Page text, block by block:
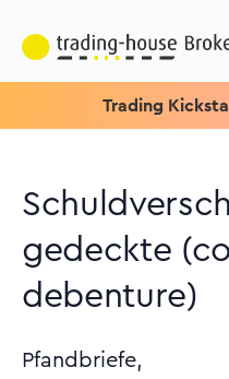
Trading Kickstart:
gedeckte
debenture)
Pfandbriefe,
auch beleihen.